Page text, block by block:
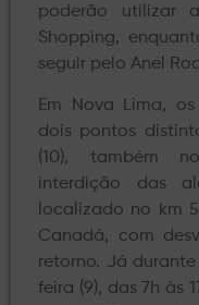
poderão utilizar
Shopping,
seguir pelo Anel
Em Nova Lima,
dois pontos
(10), também
interdição das
localizado no km
Canadá, com
retorno. Já
feira (9), das 7h às